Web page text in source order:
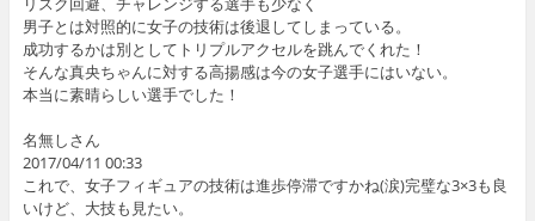
男子とは対照的に女子の技術は後退してしまっている。
成功するかは別としてトリプルアクセルを跳んでくれた！
そんな真央ちゃんに対する高揚感は今の女子選手にはいない。
本当に素晴らしい選手でした！
名無しさん
2017/04/11 00:33
これで、女子フィギュアの技術は進歩停滞ですかね(涙)完璧な3×3も良
いけど、大技も見たい。